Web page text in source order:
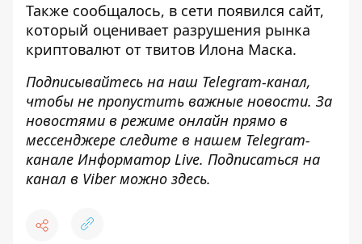
Также сообщалось, в сети появился сайт,
который оценивает разрушения рынка
криптовалют от твитов Илона Маска.
Подписывайтесь на наш Telegram-канал,
чтобы не пропустить важные новости. За
новостями в режиме онлайн прямо в
мессенджере следите в нашем Telegram-
канале Информатор Live. Подписаться на
канал в Viber можно здесь.